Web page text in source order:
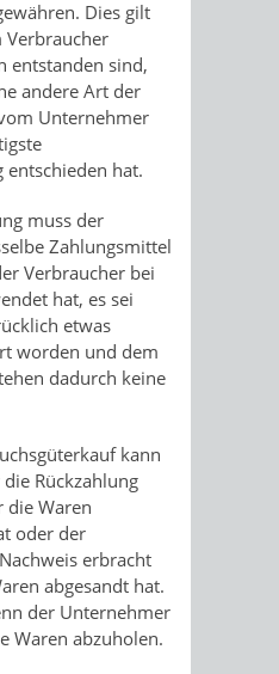
Dies gilt
Verbraucher
entstanden sind,
andere Art der
Unternehmer
entschieden hat.
muss der
Zahlungsmittel
Verbraucher bei
hat, es sei
etwas
worden und dem
dadurch keine
kann
Rückzahlung
die Waren
oder der
erbracht
abgesandt hat.
der Unternehmer
Waren abzuholen.